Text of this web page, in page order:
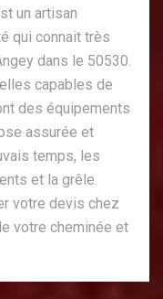
un artisan
qui connait très
dans le 50530.
capables de
des équipements
assurée et
temps, les
et la grêle.
votre devis chez
votre cheminée et